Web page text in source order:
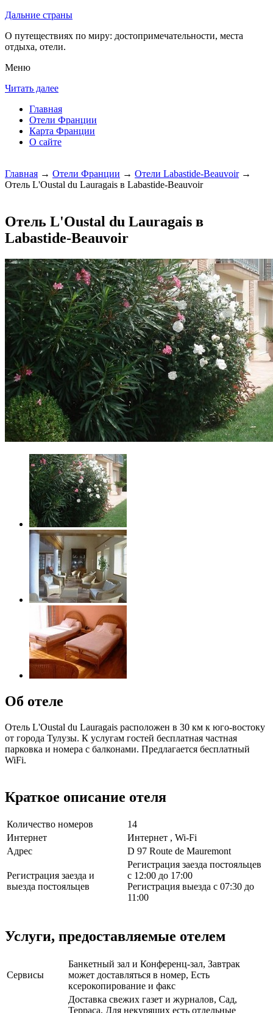
Дальние страны
О путеществиях по миру: достопримечательности, места
отдыха, отели.
Меню
Читать далее
Главная
Отели Франции
Карта Франции
О сайте
Главная → Отели Франции → Отели Labastide-Beauvoir→
Отель L'Oustal du Lauragais в Labastide-Beauvoir
Отель L'Oustal du Lauragais в
Labastide-Beauvoir
Об отеле
Отель L'Oustal du Lauragais расположен в 30 км к юго-востоку
от города Тулузы. К услугам гостей бесплатная частная
парковка и номера с балконами. Предлагается бесплатный
WiFi.
Краткое описание отеля
Количество номеров
14
Интернет
Интернет , Wi-Fi
Адрес
D 97 Route de Mauremont
Регистрация заезда и
выезда постояльцев
Регистрация заезда постояльцев
с 12:00 до 17:00
Регистрация выезда с 07:30 до
11:00
Услуги, предоставляемые отелем
Сервисы
Банкетный зал и Конференц-зал, Завтрак
может доставляться в номер, Есть
ксерокопирование и факс
Доставка свежих газет и журналов, Сад,
Терраса, Для некурящих есть отдельные